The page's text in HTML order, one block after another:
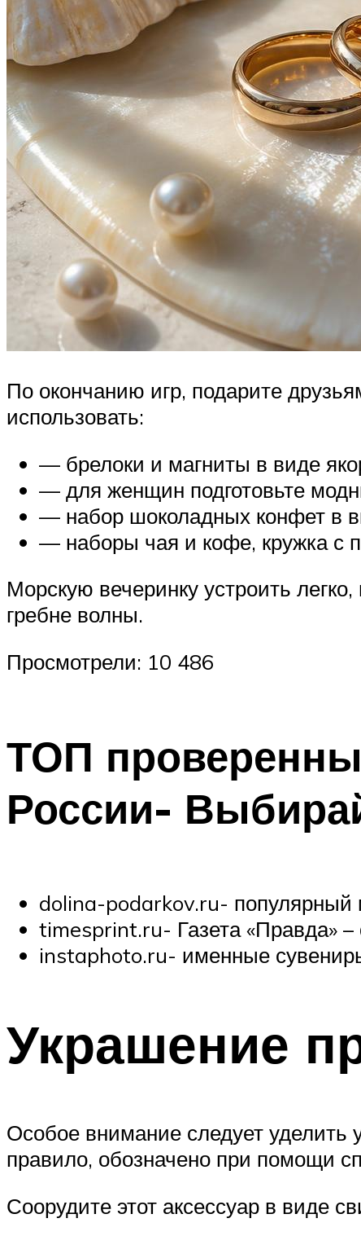
По окончанию игр, подарите
использовать:
— брелоки и магниты в виде
— для женщин подготовьте
— набор шоколадных конфет в
— наборы чая и кофе, кружка с
Морскую вечеринку устроить
гребне волны.
Просмотрели: 10 486
ТОП
России-
dolina-podarkov.ru- популярный
timesprint.ru- Газета «Правда»
instaphoto.ru- именные
Украшение
Особое внимание следует уделить
правило, обозначено при помощи
Соорудите этот аксессуар в виде